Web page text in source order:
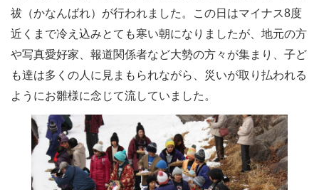
祓（かなんばれ）が行われました。この日はマイナス8度
近くまで冷え込みとても寒い朝になりましたが、地元の方
や写真愛好家、報道関係者など大勢の方々が集まり、子ど
も達は多くの人に見まもられながら、災いが取り払われる
ようにお雛様に念じて流していました。